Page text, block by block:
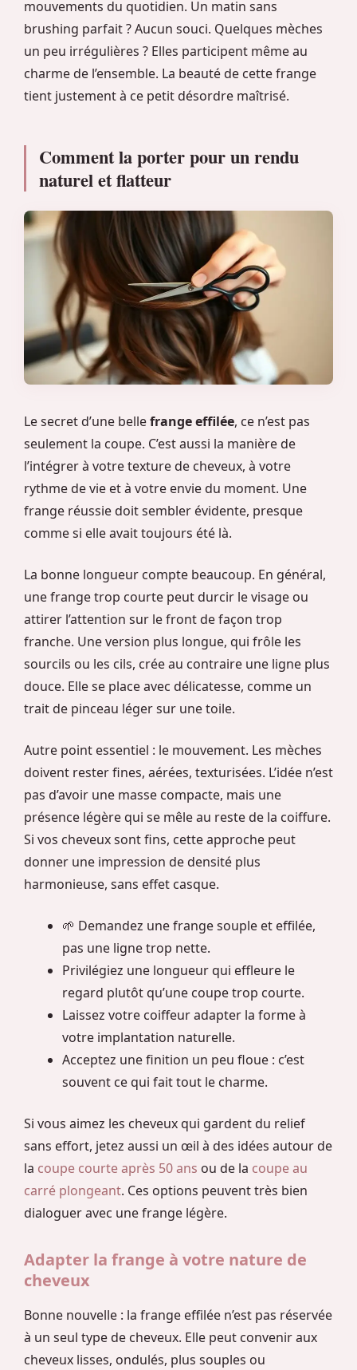
mouvements du quotidien. Un matin sans
brushing parfait ? Aucun souci. Quelques mèches
un peu irrégulières ? Elles participent même au
charme de l’ensemble. La beauté de cette frange
tient justement à ce petit désordre maîtrisé.
Comment la porter pour un rendu
naturel et flatteur
Le secret d’une bellefrange effilée, ce n’est pas
seulement la coupe. C’est aussi la manière de
l’intégrer à votre texture de cheveux, à votre
rythme de vie et à votre envie du moment. Une
frange réussie doit sembler évidente, presque
comme si elle avait toujours été là.
La bonne longueur compte beaucoup. En général,
une frange trop courte peut durcir le visage ou
attirer l’attention sur le front de façon trop
franche. Une version plus longue, qui frôle les
sourcils ou les cils, crée au contraire une ligne plus
douce. Elle se place avec délicatesse, comme un
trait de pinceau léger sur une toile.
Autre point essentiel : le mouvement. Les mèches
doivent rester fines, aérées, texturisées. L’idée n’est
pas d’avoir une masse compacte, mais une
présence légère qui se mêle au reste de la coiffure.
Si vos cheveux sont fins, cette approche peut
donner une impression de densité plus
harmonieuse, sans effet casque.
🌱 Demandez une frange souple et effilée,
pas une ligne trop nette.
Privilégiez une longueur qui effleure le
regard plutôt qu’une coupe trop courte.
Laissez votre coiffeur adapter la forme à
votre implantation naturelle.
Acceptez une finition un peu floue : c’est
souvent ce qui fait tout le charme.
Si vous aimez les cheveux qui gardent du relief
sans effort, jetez aussi un œil à des idées autour de
la coupe courte après 50 ans ou de la coupe au
carré plongeant. Ces options peuvent très bien
dialoguer avec une frange légère.
Adapter la frange à votre nature de
cheveux
Bonne nouvelle : la frange effilée n’est pas réservée
à un seul type de cheveux. Elle peut convenir aux
cheveux lisses, ondulés, plus souples ou